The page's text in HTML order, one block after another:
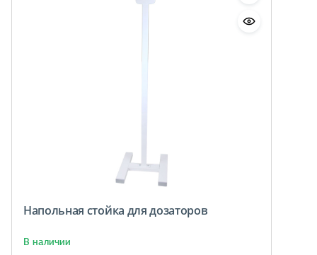
Напольная стойка для дозаторов
В наличии